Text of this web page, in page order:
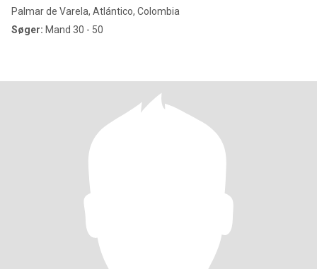
Palmar de Varela, Atlántico, Colombia
Søger: Mand 30 - 50